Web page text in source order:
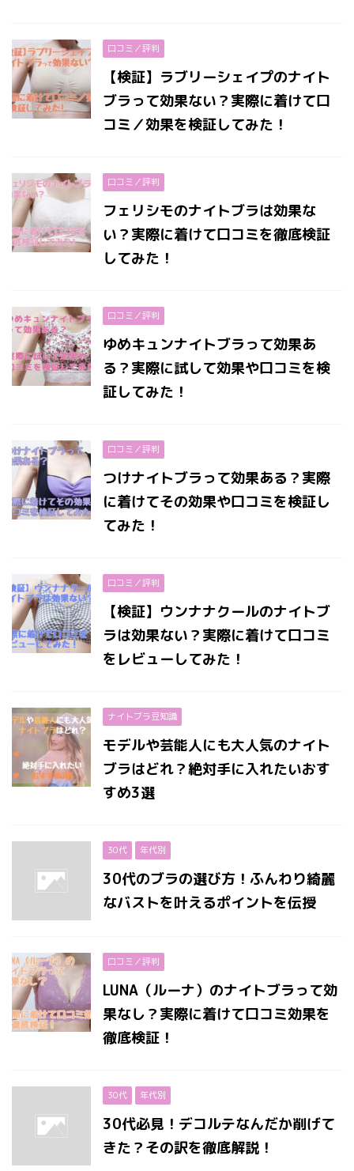
口コミ／評判
【検証】ラブリーシェイプのナイト
ブラって効果ない？実際に着けて口
コミ／効果を検証してみた！
口コミ／評判
フェリシモのナイトブラは効果な
い？実際に着けて口コミを徹底検証
してみた！
口コミ／評判
ゆめキュンナイトブラって効果あ
る？実際に試して効果や口コミを検
証してみた！
口コミ／評判
つけナイトブラって効果ある？実際
に着けてその効果や口コミを検証し
てみた！
口コミ／評判
【検証】ウンナナクールのナイトブ
ラは効果ない？実際に着けて口コミ
をレビューしてみた！
ナイトブラ豆知識
モデルや芸能人にも大人気のナイト
ブラはどれ？絶対手に入れたいおす
すめ3選
30代 年代別
30代のブラの選び方！ふんわり綺麗
なバストを叶えるポイントを伝授
口コミ／評判
LUNA（ルーナ）のナイトブラって効
果なし？実際に着けて口コミ効果を
徹底検証！
30代 年代別
30代必見！デコルテなんだか削げて
きた？その訳を徹底解説！